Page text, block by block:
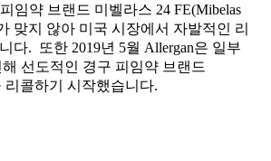
임약 브랜드 미벨라스 24 FE(Mibelas
맞지 않아 미국 시장에서 자발적인 리
다. 또한 2019년 5월 Allergan은 일부
선도적인 경구 피임약 브랜드
리콜하기 시작했습니다.